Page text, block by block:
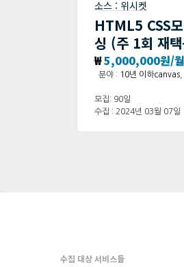
소스 : 위시켓
HTML5 CSS
싱 (주 1회 재
₩5,000,000원/월
분야 : 10년 이하canvas
모집: 90일
수집 : 2024년 03월 07일
수집 대상 서비스들